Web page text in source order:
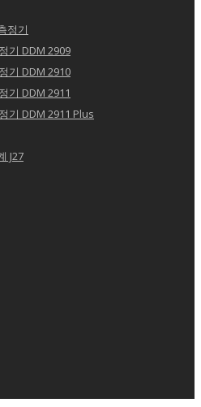
정기
기 DDM 2909
기 DDM 2910
기 DDM 2911
기 DDM 2911 Plus
J27